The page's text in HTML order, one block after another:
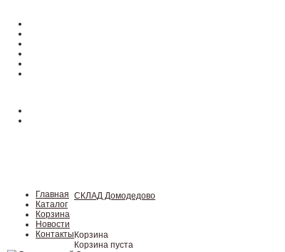
Главная
Каталог
Корзина
Новости
Контакты
СКЛАД Домодедово
Корзина
Корзина пуста